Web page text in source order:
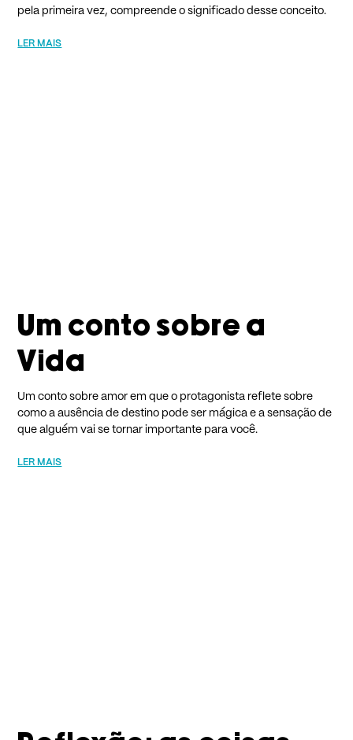
pela primeira vez, compreende o significado desse conceito.
LER MAIS
Um conto sobre a
Vida
Um conto sobre amor em que o protagonista reflete sobre
como a ausência de destino pode ser mágica e a sensação de
que alguém vai se tornar importante para você.
LER MAIS